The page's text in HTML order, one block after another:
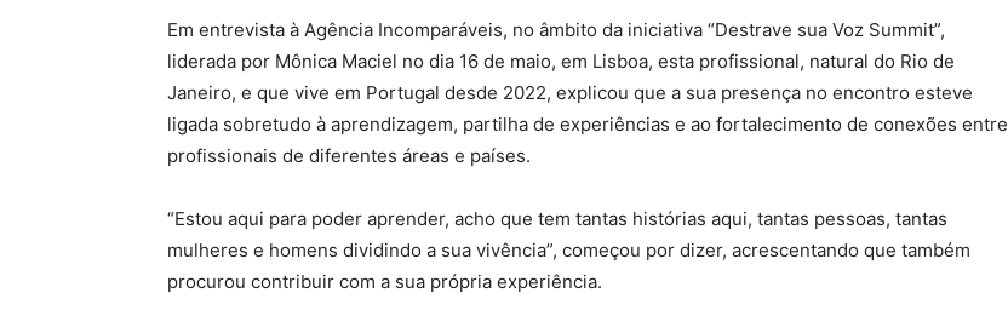
Em entrevista à Agência Incomparáveis, no âmbito da iniciativa “Destrave sua Voz Summit”,
liderada por Mônica Maciel no dia 16 de maio, em Lisboa, esta profissional, natural do Rio de
Janeiro, e que vive em Portugal desde 2022, explicou que a sua presença no encontro esteve
ligada sobretudo à aprendizagem, partilha de experiências e ao fortalecimento de conexões entre
profissionais de diferentes áreas e países.
“Estou aqui para poder aprender, acho que tem tantas histórias aqui, tantas pessoas, tantas
mulheres e homens dividindo a sua vivência”, começou por dizer, acrescentando que também
procurou contribuir com a sua própria experiência.